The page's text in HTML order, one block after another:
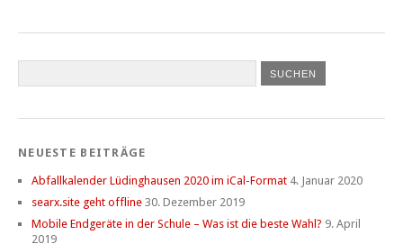
NEUESTE BEITRÄGE
Abfallkalender Lüdinghausen 2020 im iCal-Format 4. Januar 2020
searx.site geht offline 30. Dezember 2019
Mobile Endgeräte in der Schule – Was ist die beste Wahl? 9. April
2019